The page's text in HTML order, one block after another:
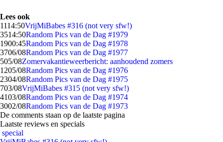
Lees ook
1114:50VrijMiBabes #316 (not very sfw!)
3514:50Random Pics van de Dag #1979
1900:45Random Pics van de Dag #1978
3706/08Random Pics van de Dag #1977
505/08Zomervakantieweerbericht: aanhoudend zomers
1205/08Random Pics van de Dag #1976
2304/08Random Pics van de Dag #1975
703/08VrijMiBabes #315 (not very sfw!)
4103/08Random Pics van de Dag #1974
3002/08Random Pics van de Dag #1973
De comments staan op de laatste pagina
Laatste reviews en specials
special